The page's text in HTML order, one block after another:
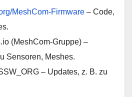
MeshCom-Firmware – Code,
(MeshCom-Gruppe) –
Sensoren, Meshes.
– Updates, z. B. zu